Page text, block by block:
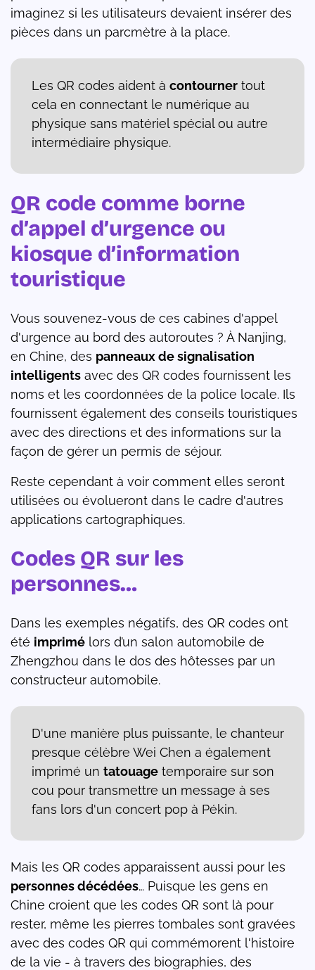
imaginez si les utilisateurs devaient insérer des
pièces dans un parcmètre à la place.
Les QR codes aident à contourner tout
cela en connectant le numérique au
physique sans matériel spécial ou autre
intermédiaire physique.
QR code comme borne
d’appel d’urgence ou
kiosque d’information
touristique
Vous souvenez-vous de ces cabines d'appel
d'urgence au bord des autoroutes ? À Nanjing,
en Chine, des panneaux de signalisation
intelligents avec des QR codes fournissent les
noms et les coordonnées de la police locale. Ils
fournissent également des conseils touristiques
avec des directions et des informations sur la
façon de gérer un permis de séjour.
Reste cependant à voir comment elles seront
utilisées ou évolueront dans le cadre d'autres
applications cartographiques.
Codes QR sur les
personnes…
Dans les exemples négatifs, des QR codes ont
été imprimé lors d’un salon automobile de
Zhengzhou dans le dos des hôtesses par un
constructeur automobile.
D'une manière plus puissante, le chanteur
presque célèbre Wei Chen a également
imprimé un tatouage temporaire sur son
cou pour transmettre un message à ses
fans lors d'un concert pop à Pékin.
Mais les QR codes apparaissent aussi pour les
personnes décédées… Puisque les gens en
Chine croient que les codes QR sont là pour
rester, même les pierres tombales sont gravées
avec des codes QR qui commémorent l'histoire
de la vie - à travers des biographies, des